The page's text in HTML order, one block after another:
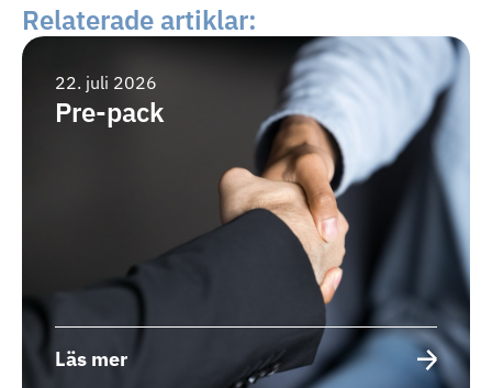
Relaterade artiklar:
22. juli 2026
Pre-pack
Läs mer